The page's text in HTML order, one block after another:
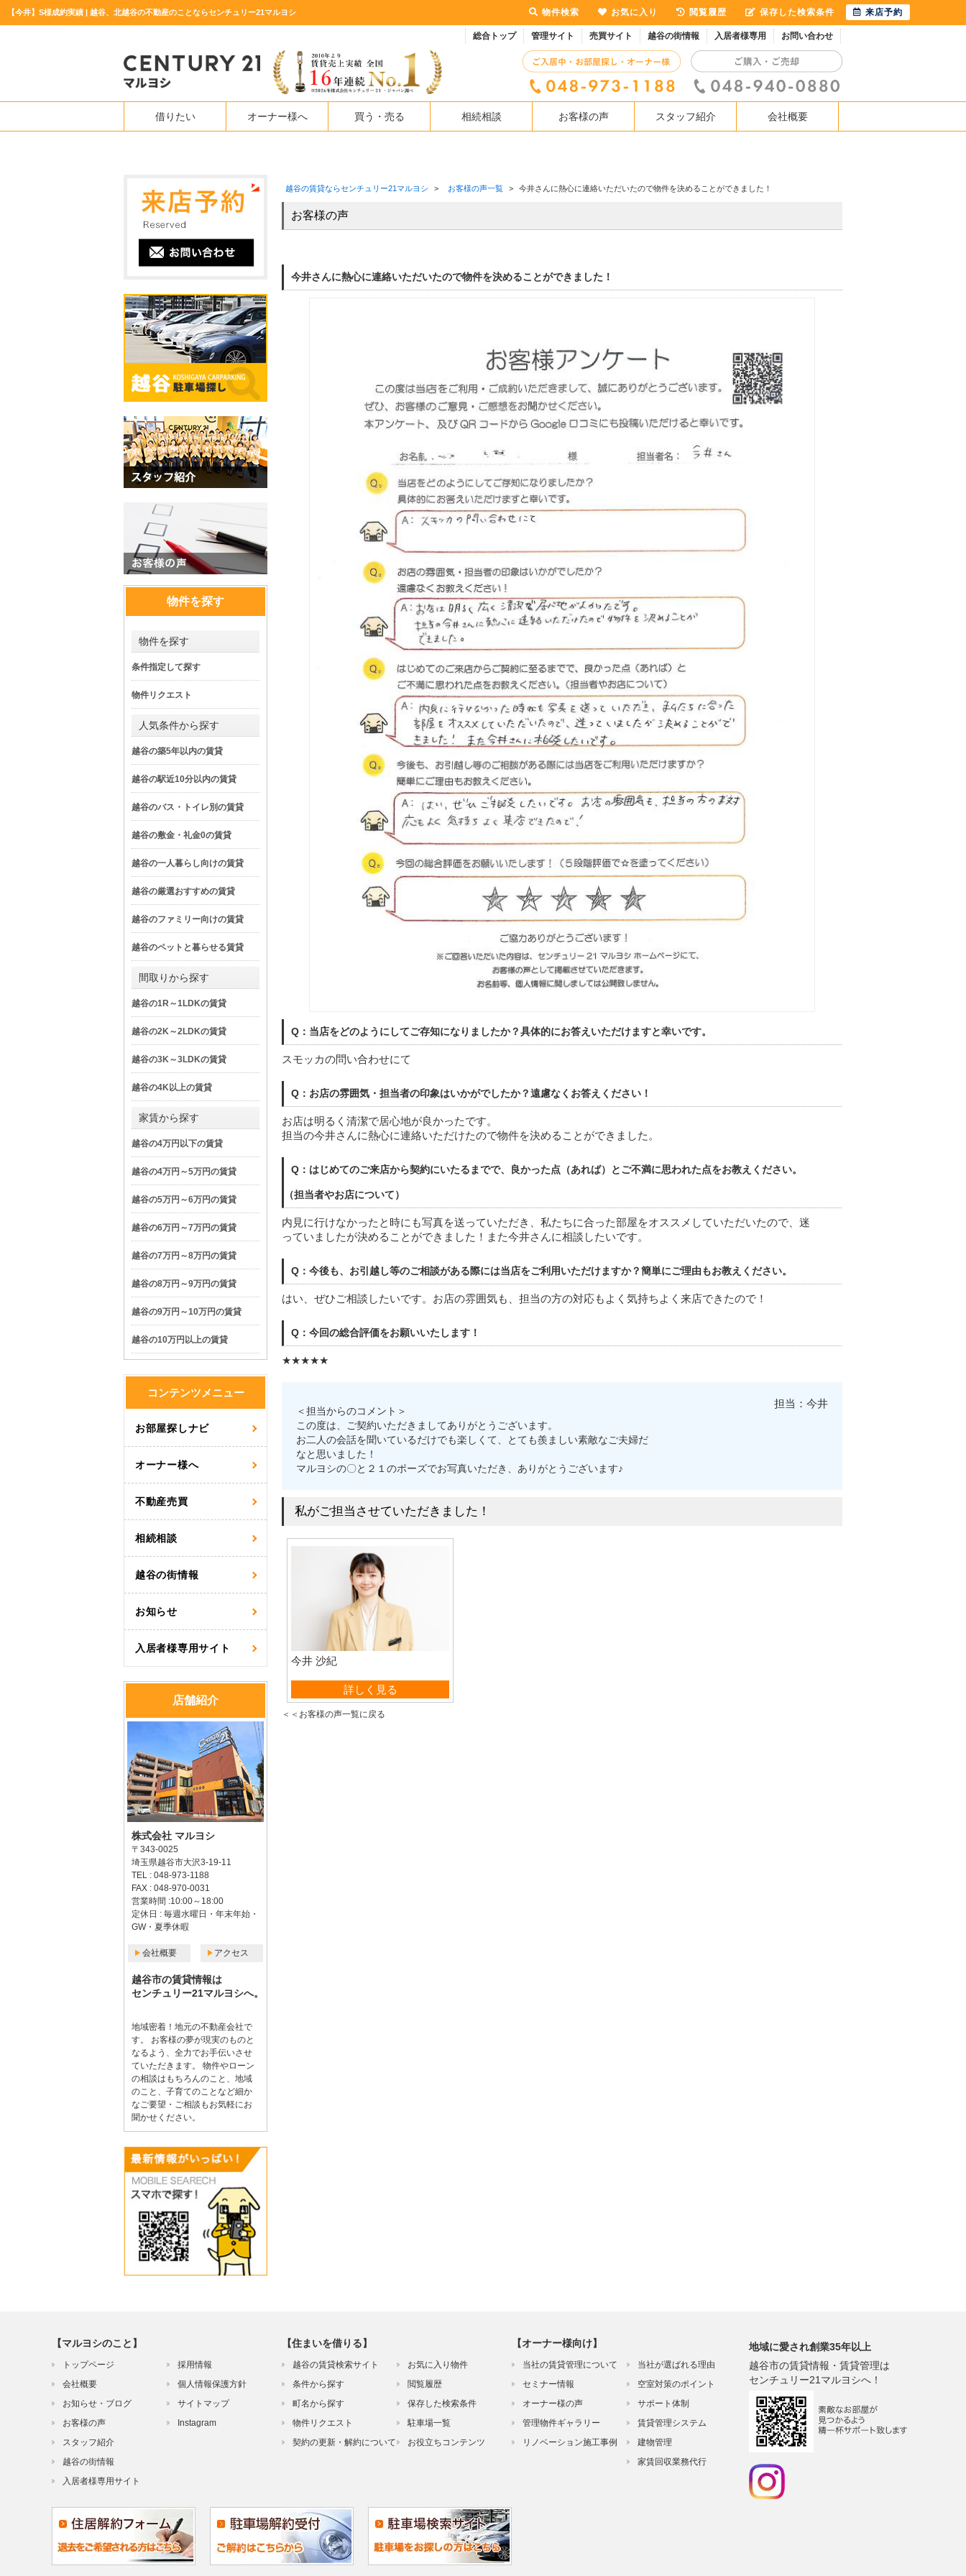
【今井】S様成約実績 | 越谷、北越谷の不動産のことならセンチュリー21マルヨシ
総合トップ 管理サイト 売買サイト 越谷の街情報 入居者様専用 お問い合わせ
借りたい オーナー様へ 買う・売る 相続相談 お客様の声 スタッフ紹介 会社概要
越谷の賃貸ならセンチュリー21マルヨシ > お客様の声一覧 > 今井さんに熱心に連絡いただいたので物件を決めることができました！
お客様の声
今井さんに熱心に連絡いただいたので物件を決めることができました！
Q：当店をどのようにしてご存知になりましたか？具体的にお答えいただけますと幸いです。
スモッカの問い合わせにて
Q：お店の雰囲気・担当者の印象はいかがでしたか？遠慮なくお答えください！
お店は明るく清潔で居心地が良かったです。
担当の今井さんに熱心に連絡いただけたので物件を決めることができました。
Q：はじめてのご来店から契約にいたるまでで、良かった点（あれば）とご不満に思われた点をお教えください。
（担当者やお店について）
内見に行けなかったと時にも写真を送っていただき、私たちに合った部屋をオススメしていただいたので、迷
っていましたが決めることができました！また今井さんに相談したいです。
Q：今後も、お引越し等のご相談がある際には当店をご利用いただけますか？簡単にご理由もお教えください。
はい、ぜひご相談したいです。お店の雰囲気も、担当の方の対応もよく気持ちよく来店できたので！
Q：今回の総合評価をお願いいたします！
★★★★★
＜担当からのコメント＞
この度は、ご契約いただきましてありがとうございます。
お二人の会話を聞いているだけでも楽しくて、とても羨ましい素敵なご夫婦だ
なと思いました！
マルヨシの〇と２１のポーズでお写真いただき、ありがとうございます♪
担当：今井
私がご担当させていただきました！
今井 沙紀
賃貸営業部詳しく見る
＜＜お客様の声一覧に戻る
物件を探す
物件を探す
条件指定して探す
物件リクエスト
人気条件から探す
越谷の築5年以内の賃貸
越谷の駅近10分以内の賃貸
越谷のバス・トイレ別の賃貸
越谷の敷金・礼金0の賃貸
越谷の一人暮らし向けの賃貸
越谷の厳選おすすめの賃貸
越谷のファミリー向けの賃貸
越谷のペットと暮らせる賃貸
間取りから探す
越谷の1R～1LDKの賃貸
越谷の2K～2LDKの賃貸
越谷の3K～3LDKの賃貸
越谷の4K以上の賃貸
家賃から探す
越谷の4万円以下の賃貸
越谷の4万円～5万円の賃貸
越谷の5万円～6万円の賃貸
越谷の6万円～7万円の賃貸
越谷の7万円～8万円の賃貸
越谷の8万円～9万円の賃貸
越谷の9万円～10万円の賃貸
越谷の10万円以上の賃貸
コンテンツメニュー
お部屋探しナビ
オーナー様へ
不動産売買
相続相談
越谷の街情報
お知らせ
入居者様専用サイト
店舗紹介
株式会社 マルヨシ
〒343-0025
埼玉県越谷市大沢3-19-11
TEL : 048-973-1188
FAX : 048-970-0031
営業時間 :10:00～18:00
定休日 : 毎週水曜日・年末年始・
GW・夏季休暇
会社概要 アクセス
越谷市の賃貸情報は
センチュリー21マルヨシへ。
地域密着！地元の不動産会社で
す。 お客様の夢が現実のものと
なるよう、全力でお手伝いさせ
ていただきます。 物件やローン
の相談はもちろんのこと、地域
のこと、子育てのことなど細か
なご要望・ご相談もお気軽にお
聞かせください。
【マルヨシのこと】
トップページ
会社概要
お知らせ・ブログ
お客様の声
スタッフ紹介
越谷の街情報
入居者様専用サイト
採用情報
個人情報保護方針
サイトマップ
Instagram
【住まいを借りる】
越谷の賃貸検索サイト
条件から探す
町名から探す
物件リクエスト
契約の更新・解約について
お気に入り物件
閲覧履歴
保存した検索条件
駐車場一覧
お役立ちコンテンツ
【オーナー様向け】
当社の賃貸管理について
セミナー情報
オーナー様の声
管理物件ギャラリー
リノベーション施工事例
当社が選ばれる理由
空室対策のポイント
サポート体制
賃貸管理システム
建物管理
家賃回収業務代行
地域に愛され創業35年以上
越谷市の賃貸情報・賃貸管理は
センチュリー21マルヨシへ！
物件検索 お気に入り 閲覧履歴 保存した検索条件 来店予約